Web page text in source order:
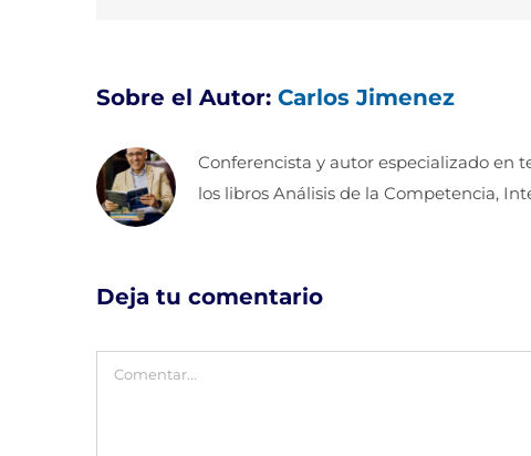
Sobre el Autor: Carlos Jimenez
Conferencista y autor especializado en
los libros Análisis de la Competencia,
Deja tu comentario
Comentar